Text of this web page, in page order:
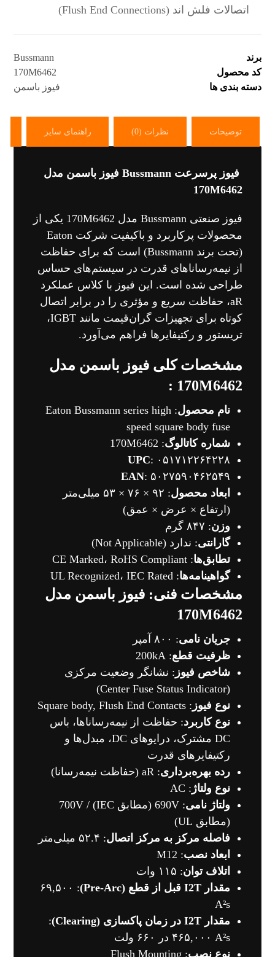
اتصالات فلش اند (Flush End Connections)
برند
Bussmann
کد محصول
170M6462
دسته بندی ها
فیوز باسمن
توضیحات نظرات (0) راهنمای سایز
فیوز پرسرعت Bussmann فیوز باسمن مدل
170M6462
فیوز صنعتی Bussmann مدل 170M6462 یکی از
محصولات پرکاربرد و باکیفیت شرکت Eaton
(تحت برند Bussmann) است که برای حفاظت
از نیمه‌رساناهای قدرت در سیستم‌های حساس
طراحی شده است. این فیوز با کلاس عملکرد
aR، حفاظت سریع و مؤثری را در برابر اتصال
کوتاه برای تجهیزات گران‌قیمت مانند IGBT،
تریستور و رکتیفایرها فراهم می‌آورد.
مشخصات کلی فیوز باسمن مدل
170M6462 :
نام محصول : Eaton Bussmann series high
speed square body fuse
شماره کاتالوگ: 170M6462
UPC: ۰۵۱۷۱۲۲۶۴۲۲۸
EAN: ۵۰۲۷۵۹۰۴۶۲۵۴۹
ابعاد محصول
: ۹۲ × ۷۶ × ۵۳ میلی‌متر
(ارتفاع × عرض × عمق)
وزن: ۸۴۷ گرم
گارانتی: ندارد (Not Applicable)
تطابق‌ها: CE Marked، RoHS Compliant
گواهینامه‌ها: UL Recognized، IEC Rated
مشخصات فنی: فیوز باسمن مدل
170M6462
جریان نامی: ۸۰۰ آمپر
ظرفیت قطع: 200kA
شاخص فیوز : نشانگر وضعیت مرکزی
(Center Fuse Status Indicator)
نوع فیوز : Square body, Flush End Contacts
نوع کاربرد: حفاظت از نیمه‌رساناها، باس
DC مشترک، درایوهای DC، مبدل‌ها و
رکتیفایرهای قدرت
رده بهره‌برداری: aR (حفاظت نیمه‌رسانا)
نوع ولتاژ : AC
ولتاژ نامی
: 690V (مطابق IEC) / 700V
(مطابق UL)
فاصله مرکز به مرکز اتصال: ۵۲.۴ میلی‌متر
ابعاد نصب: M12
اتلاف توان: ۱۱۵ وات
مقدار I2T قبل از قطع (Pre-Arc)
: ۶۹,۵۰۰
A²s
مقدار I2T در زمان پاکسازی (Clearing)
:
۴۶۵,۰۰۰ A²s در ۶۶۰ ولت
نوع نصب: Flush Mounting